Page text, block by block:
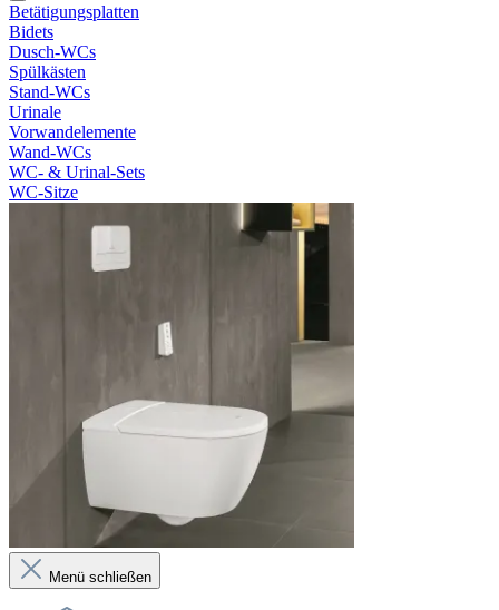
Betätigungsplatten
Bidets
Dusch-WCs
Spülkästen
Stand-WCs
Urinale
Vorwandelemente
Wand-WCs
WC- & Urinal-Sets
WC-Sitze
Menü schließen